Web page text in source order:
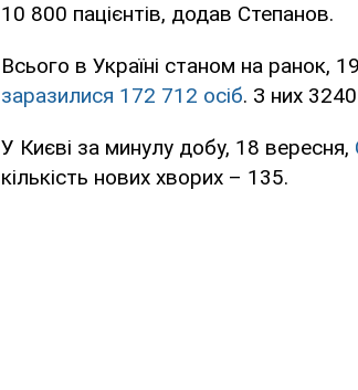
10 800 пацієнтів, додав Степанов.
Всього в Україні станом на ранок,
заразилися 172 712 осіб. З них
У Києві за минулу добу, 18 вересня,
кількість нових хворих – 135.